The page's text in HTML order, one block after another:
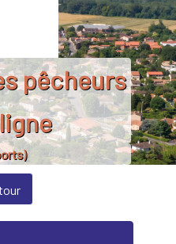
pêcheurs